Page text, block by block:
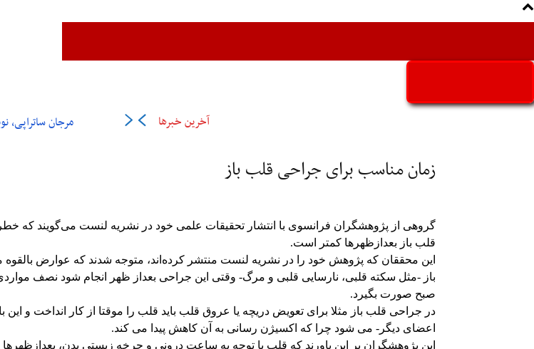
آخرین خبرها مرجان ساتراپی،
زمان مناسب برای جراحی قلب باز
گروهی از پژوهشگران فرانسوی با انتشار تحقیقات علمی خود در نشریه لنست می‌گویند که
قلب باز بعدازظهرها کمتر است.
این محققان که پژوهش خود را در نشریه لنست منتشر کرده‌اند، متوجه شدند که عوارض
باز -مثل سکته قلبی، نارسایی قلبی و مرگ- وقتی این جراحی بعداز ظهر انجام شود نصف
صبح صورت بگیرد.
در جراحی قلب باز مثلا برای تعویض دریچه یا عروق قلب باید قلب را موقتا از کار انداخت و
اعضای دیگر- می شود چرا که اکسیژن رسانی به آن کاهش پیدا می کند.
این پژوهشگران بر این باورند که قلب با توجه به ساعت درونی و چرخه زیستی بدن،